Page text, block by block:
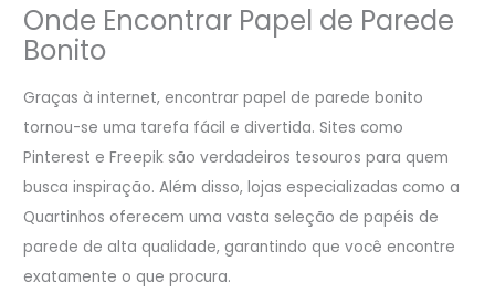
Onde Encontrar Papel de Parede
Bonito
Graças à internet, encontrar papel de parede bonito
tornou-se uma tarefa fácil e divertida. Sites como
Pinterest e Freepik são verdadeiros tesouros para quem
busca inspiração. Além disso, lojas especializadas como a
Quartinhos oferecem uma vasta seleção de papéis de
parede de alta qualidade, garantindo que você encontre
exatamente o que procura.